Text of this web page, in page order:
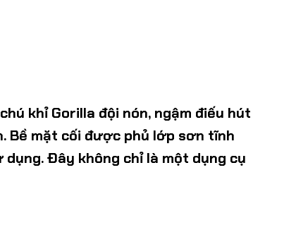
khỉ Gorilla đội nón, ngậm điếu hút
Bề mặt cối được phủ lớp sơn tĩnh
Đây không chỉ là một dụng cụ